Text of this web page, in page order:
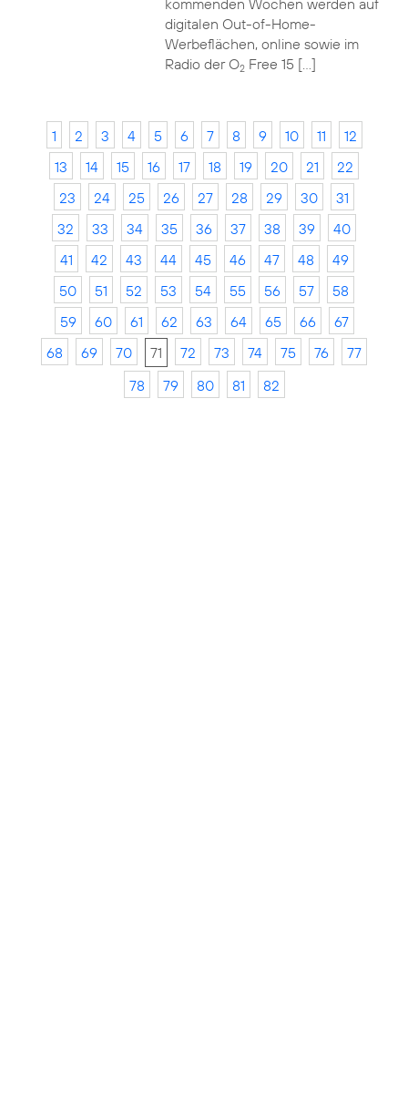
kommenden Wochen werden auf
digitalen Out-of-Home-
Werbeflächen, online sowie im
Radio der O2Free 15 […]
1 2 3 4 5 6 7 8 9 10 11
12
13
14 15 16 17 18 19 20 21
22
23
24 25 26 27 28 29 30
31
32
33 34 35 36 37 38 39
40
41
42 43 44 45 46 47 48
49
50
51 52 53 54 55 56 57
58
59
60 61 62 63 64 65 66
67
68
69 70 71 72 73 74 75 76
77
78
79 80 81 82